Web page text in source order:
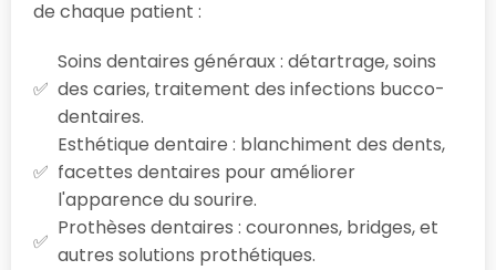
de chaque patient :
Soins dentaires généraux : détartrage, soins
des caries, traitement des infections bucco-
dentaires.
Esthétique dentaire : blanchiment des dents,
facettes dentaires pour améliorer
l'apparence du sourire.
Prothèses dentaires : couronnes, bridges, et
autres solutions prothétiques.